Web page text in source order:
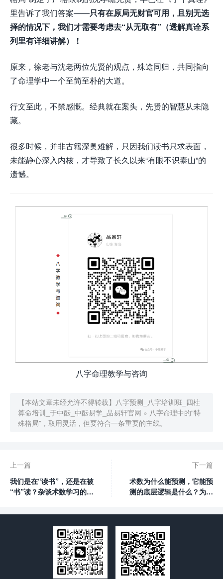
里告诉了我们答案——只有在原局无财官可用，且别无选
择的情况下，我们才需要考虑去“从无取有”（透解真诠系
列里有详细讲解）！
原来，徐老与沈老两位先贤的观点，殊途同归，共同指向
了命理学中一个至简至朴的大道。
行文至此，不禁感慨。经典就在案头，先贤的智慧从未隐
藏。
很多时候，并非古籍深奥难解，只因我们读书只求表面，
未能静心深入内核，才导致了长久以来“有眼不识泰山”的
遗憾。
八字命理教学与咨询
【本站文章未经允许不得转载】
八字预测_八字培训班_四柱
算命培训_于中酝_中酝易学_品易轩官网 » 八字命理中的“特
殊格局”，取用灵活，但要符合一条重要的主线。
上一篇
我们是在“读书”，还是在被
“书”读？杂谈术数学习的两
下一篇
术数为什么能预测，它能预
测的底层逻辑是什么？为什
体系中的一种？